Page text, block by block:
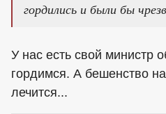
гордились и были бы
У нас есть свой министр
гордимся. А бешенство
лечится...